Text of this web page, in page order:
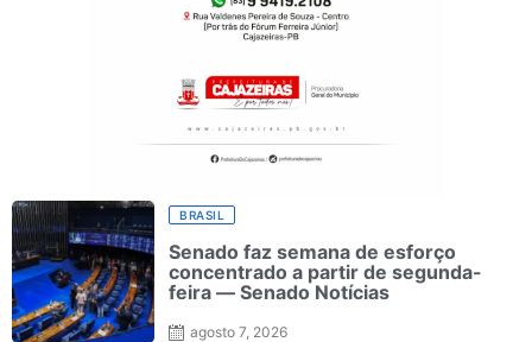
BRASIL
Senado faz semana de esforço
concentrado a partir de segunda-
feira — Senado Notícias
agosto 7, 2026